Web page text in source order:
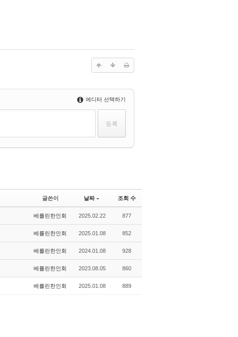
에디터 선택하기
글쓴이 날짜 조회 수
베를린한인회 2025.02.22 877
베를린한인회 2025.01.08 852
베를린한인회 2024.01.08 928
베를린한인회 2023.08.05 860
베를린한인회 2025.01.08 889